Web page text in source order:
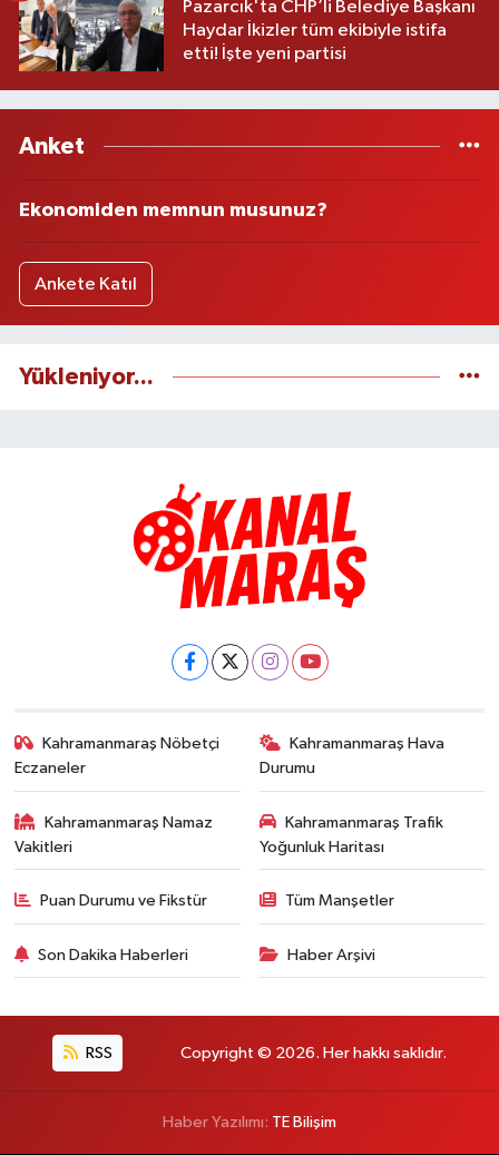
Pazarcık'ta CHP’li Belediye Başkanı
Haydar İkizler tüm ekibiyle istifa
etti! İşte yeni partisi
Anket
Ekonomiden memnun musunuz?
Ankete Katıl
Yükleniyor...
Kahramanmaraş Nöbetçi
Eczaneler
Kahramanmaraş Hava
Durumu
Kahramanmaraş Namaz
Vakitleri
Kahramanmaraş Trafik
Yoğunluk Haritası
Puan Durumu ve Fikstür Tüm Manşetler
Son Dakika Haberleri Haber Arşivi
RSS Copyright © 2026. Her hakkı saklıdır.
Haber Yazılımı: TE Bilişim